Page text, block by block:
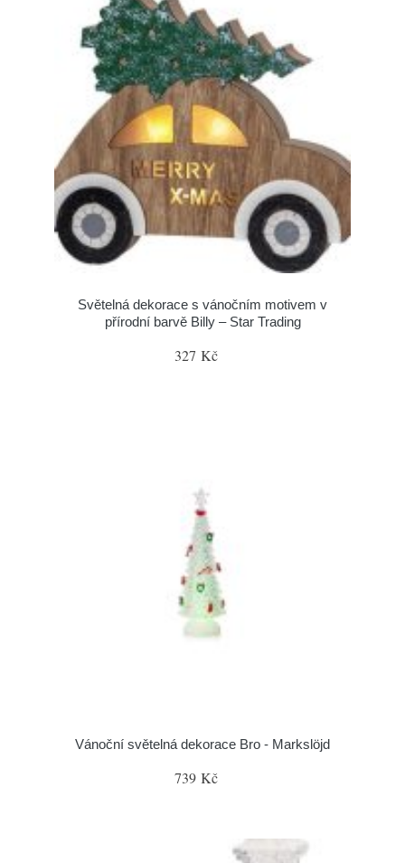
Světelná dekorace s vánočním motivem v
přírodní barvě Billy – Star Trading
327 Kč
Vánoční světelná dekorace Bro - Markslöjd
739 Kč